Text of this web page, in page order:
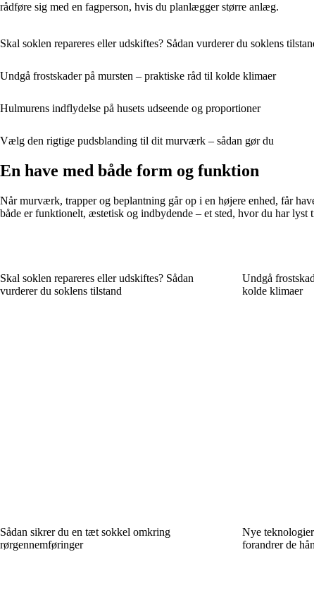
rådføre sig med en fagperson, hvis du planlægger større anlæg.
Skal soklen repareres eller udskiftes? Sådan vurderer du soklens
Undgå frostskader på mursten – praktiske råd til kolde klimaer
Hulmurens indflydelse på husets udseende og proportioner
Vælg den rigtige pudsblanding til dit murværk – sådan gør du
En have med både form og funktion
Når murværk, trapper og beplantning går op i en højere enhed, får
både er funktionelt, æstetisk og indbydende – et sted, hvor du har lyst
Skal soklen repareres eller udskiftes? Sådan
vurderer du soklens tilstand
Undgå
kolde klimaer
Sådan sikrer du en tæt sokkel omkring
rørgennemføringer
Nye
forandrer de